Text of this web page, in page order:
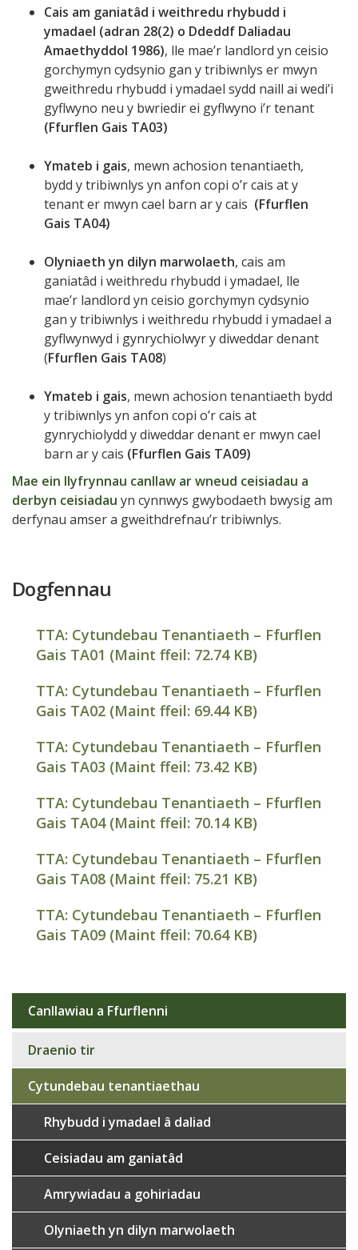
Cais am ganiatâd i weithredu rhybudd i
ymadael (adran 28(2) o Ddeddf Daliadau
Amaethyddol 1986), lle mae’r landlord yn ceisio
gorchymyn cydsynio gan y tribiwnlys er mwyn
gweithredu rhybudd i ymadael sydd naill ai wedi’i
gyflwyno neu y bwriedir ei gyflwyno i’r tenant
(Ffurflen Gais TA03)
Ymateb i gais, mewn achosion tenantiaeth,
bydd y tribiwnlys yn anfon copi o’r cais at y
tenant er mwyn cael barn ar y cais (Ffurflen
Gais TA04)
Olyniaeth yn dilyn marwolaeth, cais am
ganiatâd i weithredu rhybudd i ymadael, lle
mae’r landlord yn ceisio gorchymyn cydsynio
gan y tribiwnlys i weithredu rhybudd i ymadael a
gyflwynwyd i gynrychiolwyr y diweddar denant
(Ffurflen Gais TA08)
Ymateb i gais, mewn achosion tenantiaeth bydd
y tribiwnlys yn anfon copi o’r cais at
gynrychiolydd y diweddar denant er mwyn cael
barn ar y cais (Ffurflen Gais TA09)
Mae ein llyfrynnau canllaw ar wneud ceisiadau a
derbyn ceisiadau yn cynnwys gwybodaeth bwysig am
derfynau amser a gweithdrefnau’r tribiwnlys.
Dogfennau
TTA: Cytundebau Tenantiaeth – Ffurflen
Gais TA01 (Maint ffeil: 72.74 KB)
TTA: Cytundebau Tenantiaeth – Ffurflen
Gais TA02 (Maint ffeil: 69.44 KB)
TTA: Cytundebau Tenantiaeth – Ffurflen
Gais TA03 (Maint ffeil: 73.42 KB)
TTA: Cytundebau Tenantiaeth – Ffurflen
Gais TA04 (Maint ffeil: 70.14 KB)
TTA: Cytundebau Tenantiaeth – Ffurflen
Gais TA08 (Maint ffeil: 75.21 KB)
TTA: Cytundebau Tenantiaeth – Ffurflen
Gais TA09 (Maint ffeil: 70.64 KB)
Sub
navigation
Canllawiau a Ffurflenni
Draenio tir
Cytundebau tenantiaethau
Rhybudd i ymadael â daliad
Ceisiadau am ganiatâd
Amrywiadau a gohiriadau
Olyniaeth yn dilyn marwolaeth